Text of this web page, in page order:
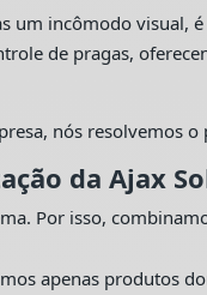
um incômodo visual,
de pragas,
nós resolvemos
da Ajax
Por isso,
apenas produtos